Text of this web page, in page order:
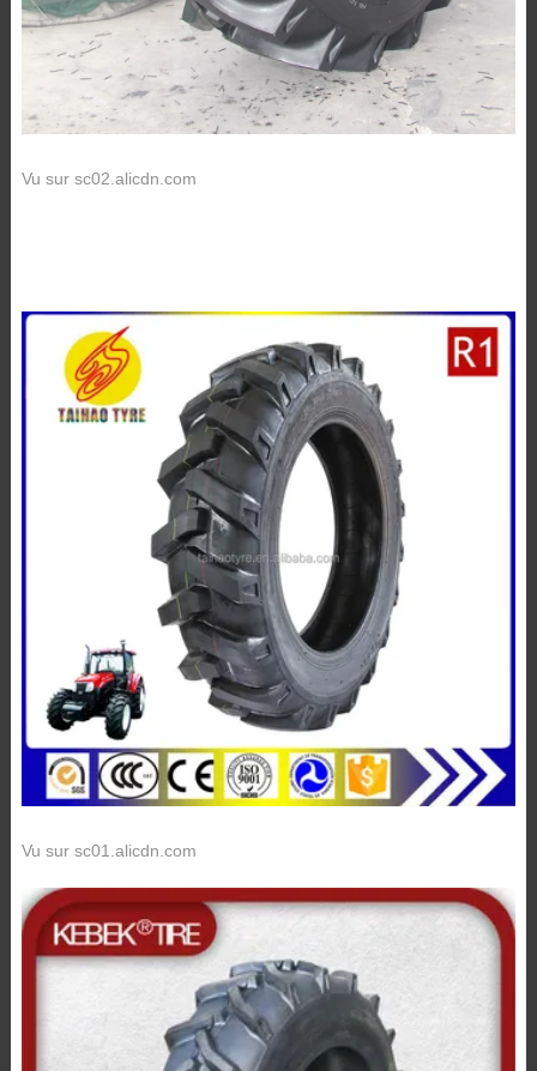
Vu sur sc02.alicdn.com
Vu sur sc01.alicdn.com